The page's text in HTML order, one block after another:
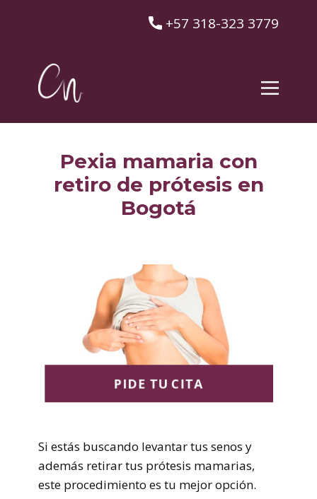
​+57 318-323 3779
Pexia mamaria con
retiro de prótesis en
Bogotá
PIDE TU CITA
Si estás buscando levantar tus senos y
además retirar tus prótesis mamarias,
este procedimiento es tu mejor opción.